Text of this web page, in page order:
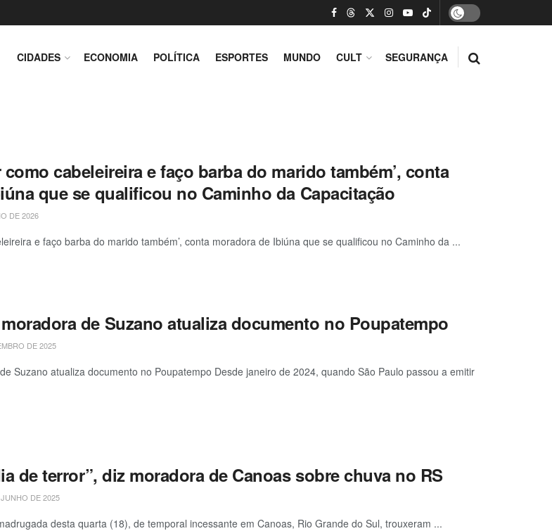
CIDADES ECONOMIA POLÍTICA ESPORTES MUNDO CULT SEGURANÇA
como cabeleireira e faço barba do marido também’, conta
que se qualificou no Caminho da Capacitação
DE 2026
e faço barba do marido também’, conta moradora de Ibiúna que se qualificou no Caminho da ...
de Suzano atualiza documento no Poupatempo
DE 2025
Suzano atualiza documento no Poupatempo Desde janeiro de 2024, quando São Paulo passou a emitir
de terror”, diz moradora de Canoas sobre chuva no RS
DE 2025
desta quarta (18), de temporal incessante em Canoas, Rio Grande do Sul, trouxeram ...